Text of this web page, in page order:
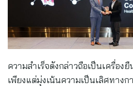
ความสำเร็จดังกล่าวถือเป็นเครื่อง
เพียงแต่มุ่งเน้นความเป็นเลิศทาง